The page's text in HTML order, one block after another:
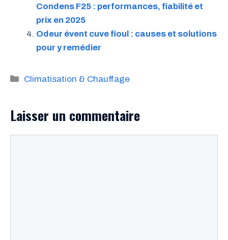
Condens F25 : performances, fiabilité et
prix en 2025
Odeur évent cuve fioul : causes et solutions
pour y remédier
Catégories
Climatisation & Chauffage
Laisser un commentaire